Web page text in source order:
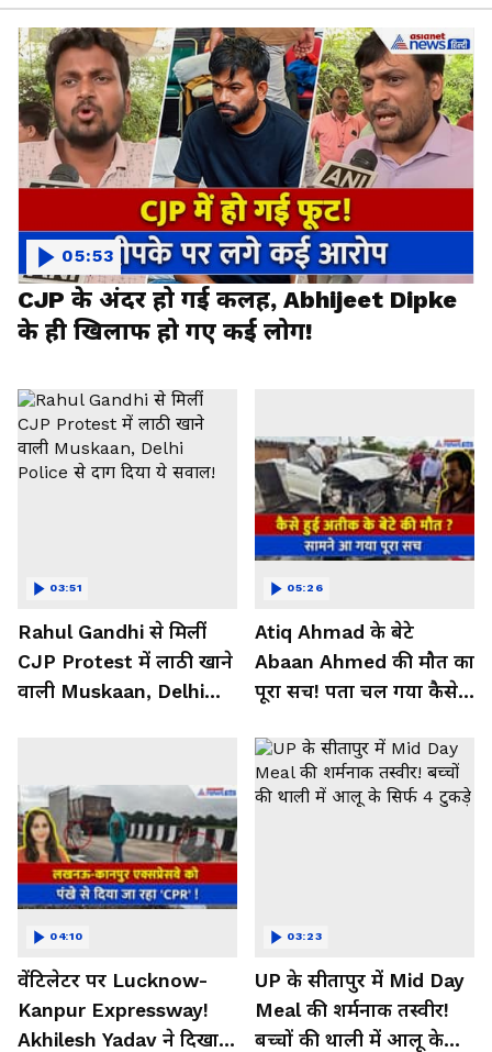
CJP के अंदर हो गई कलह, Abhijeet Dipke
के ही खिलाफ हो गए कई लोग!
05:53
Rahul Gandhi से मिलीं
CJP Protest में लाठी खाने
वाली Muskaan, Delhi
03:51
Atiq Ahmad के बेटे
Abaan Ahmed की मौत का
पूरा सच! पता चल गया कैसे
05:26
वेंटिलेटर पर Lucknow-
Kanpur Expressway!
Akhilesh Yadav ने दिखाया
04:10
UP के सीतापुर में Mid Day
Meal की शर्मनाक तस्वीर!
बच्चों की थाली में आलू के
03:23